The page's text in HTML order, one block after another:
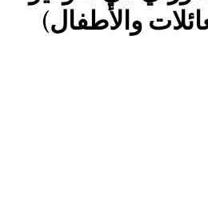
والأطفال)